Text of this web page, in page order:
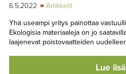
6.5.2022
Artikkelit
Yhä useampi yritys painottaa
Ekologisia materiaaleja on jo
laajenevat poistovaatteiden
Lue